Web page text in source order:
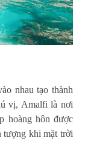
nhau tạo thành
vị, Amalfi là nơi
hoàng hôn được
tượng khi mặt trời